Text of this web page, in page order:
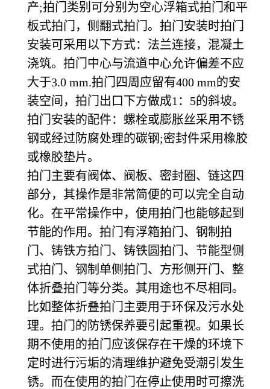
产;拍门类别可分别为空心浮箱式拍门和平
板式拍门，侧翻式拍门。拍门安装时拍门
安装可采用以下方式：法兰连接，混凝土
浇筑。拍门中心与流道中心允许偏差不应
大于3.0 mm.拍门四周应留有400 mm的安
装空间，拍门出口下方做成1：5的斜坡。
拍门安装的配件：螺栓或膨胀丝采用不锈
钢或经过防腐处理的碳钢;密封件采用橡胶
或橡胶垫片。
拍门主要有阀体、阀板、密封圈、链这四
部分，其操作是非常简便的可以完全自动
化。在平常操作中，使用拍门也能够起到
节能的作用。拍门有浮箱拍门、钢制拍
门、铸铁方拍门、铸铁圆拍门、节能型侧
式拍门、钢制单侧拍门、方形侧开门、整
体折叠拍门等分类。其用途也不尽相同。
比如整体折叠拍门主要用于环保及污水处
理。拍门的防锈保养要引起重视。如果长
期不使用的拍门应该保存在干燥的环境下
定时进行污垢的清理维护避免受潮引发生
锈。而在使用的拍门在停止使用时可擦洗